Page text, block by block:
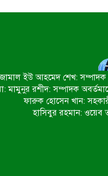
জামাল ইউ আহমেদ শেখ: সম্পাদক
মামুনুর রশীদ: সম্পাদক
ফারুক হোসেন খান:
হাসিবুর রহমান: ওয়েব